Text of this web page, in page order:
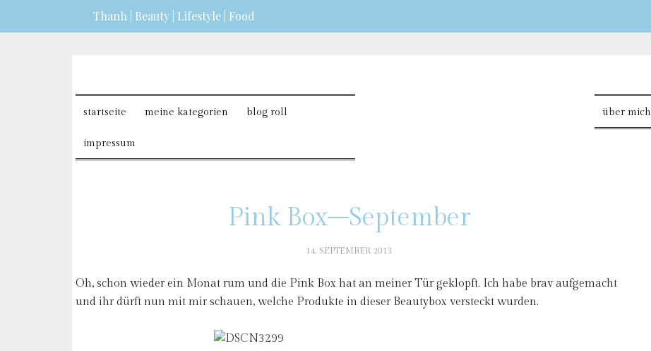
Thanh | Beauty | Lifestyle | Food
startseite meine kategorien blog roll
impressum
über mich
Pink Box–September
14. SEPTEMBER 2013
Oh, schon wieder ein Monat rum und die Pink Box hat an meiner Tür geklopft. Ich habe brav aufgemacht
und ihr dürft nun mit mir schauen, welche Produkte in dieser Beautybox versteckt wurden.
erfahren? ICH BIN EINVERSTANDEN